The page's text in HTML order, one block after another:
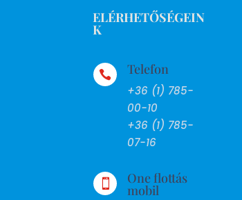
ELÉRHETŐSÉGEIN
K
 Telefon
+36 (1) 785-
00-10
+36 (1) 785-
07-16
 One flottás
mobil